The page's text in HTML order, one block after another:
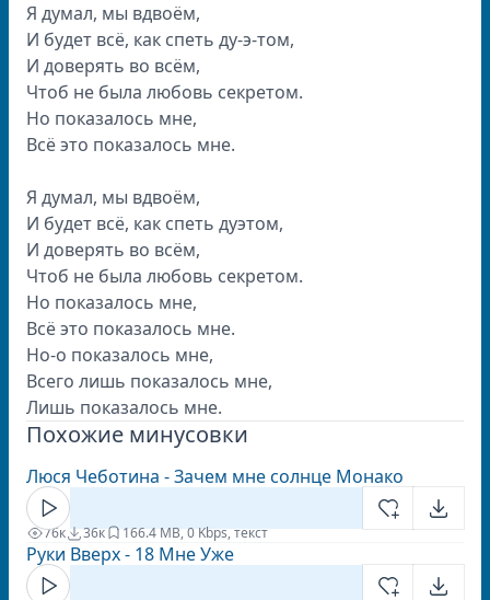
Я думал, мы вдвоём,
И будет всё, как спеть ду-э-том,
И доверять во всём,
Чтоб не была любовь секретом.
Но показалось мне,
Всё это показалось мне.
Я думал, мы вдвоём,
И будет всё, как спеть дуэтом,
И доверять во всём,
Чтоб не была любовь секретом.
Но показалось мне,
Всё это показалось мне.
Но-о показалось мне,
Всего лишь показалось мне,
Лишь показалось мне.
Похожие минусовки
Люся Чеботина - Зачем мне солнце Монако
76к 36к 166.4 MB, 0 Kbps, текст
Руки Вверх - 18 Мне Уже